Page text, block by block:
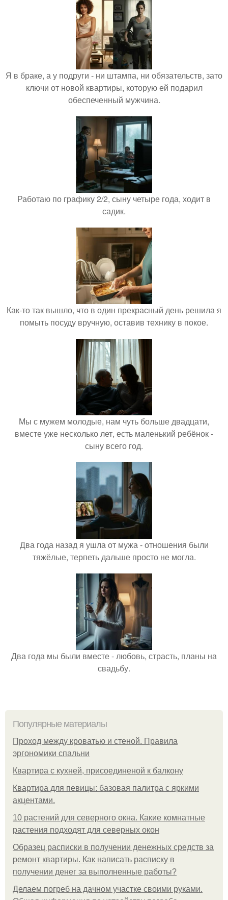
Я в браке, а у подруги - ни штампа, ни обязательств, зато
ключи от новой квартиры, которую ей подарил
обеспеченный мужчина.
Работаю по графику 2/2, сыну четыре года, ходит в
садик.
Как-то так вышло, что в один прекрасный день решила я
помыть посуду вручную, оставив технику в покое.
Мы с мужем молодые, нам чуть больше двадцати,
вместе уже несколько лет, есть маленький ребёнок -
сыну всего год.
Два года назад я ушла от мужа - отношения были
тяжёлые, терпеть дальше просто не могла.
Два года мы были вместе - любовь, страсть, планы на
свадьбу.
Популярные материалы
Проход между кроватью и стеной. Правила
эргономики спальни
Квартира с кухней, присоединеной к балкону
Квартира для певицы: базовая палитра с яркими
акцентами.
10 растений для северного окна. Какие комнатные
растения подходят для северных окон
Образец расписки в получении денежных средств за
ремонт квартиры. Как написать расписку в
получении денег за выполненные работы?
Делаем погреб на дачном участке своими руками.